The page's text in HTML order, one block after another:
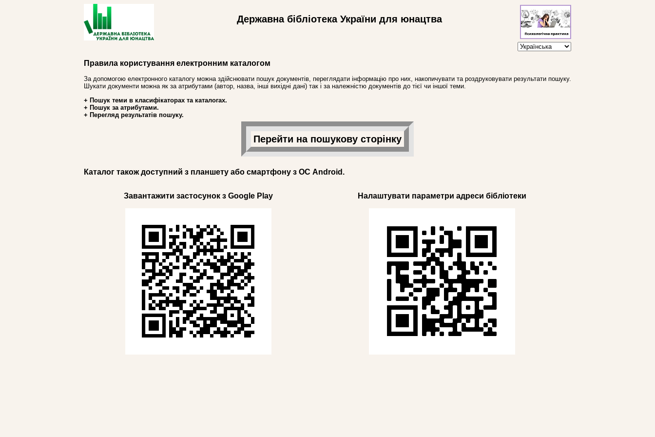
Державна бібліотека України для юнацтва
Правила користування електронним каталогом
За допомогою електронного каталогу можна здійснювати пошук документів, переглядати інформацію про них, накопичувати та роздруковувати результати пошуку.
Шукати документи можна як за атрибутами (автор, назва, інші вихідні дані) так і за належністю документів до тієї чи іншої теми.
+ Пошук теми в класифікаторах та каталогах.
+ Пошук за атрибутами.
+ Перегляд результатів пошуку.
Перейти на пошукову сторінку
Каталог також доступний з планшету або смартфону з ОС Android.
Завантажити застосунок з Google Play Налаштувати параметри адреси бібліотеки